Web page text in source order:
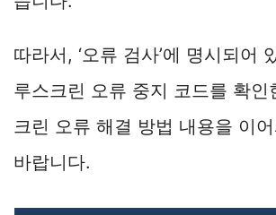
따라서, ‘오류 검사’에 명시되어
루스크린 오류 중지 코드를 확인
크린 오류 해결 방법 내용을 이어
바랍니다.